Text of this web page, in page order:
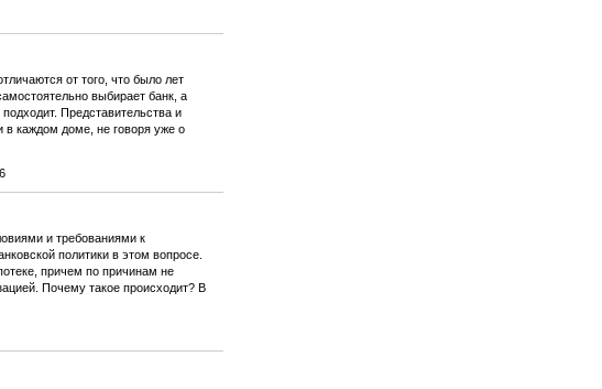
от того, что было лет
выбирает банк, а
Представительства и
каждом доме, не говоря уже о
и требованиями к
политики в этом вопросе.
причем по причинам не
Почему такое происходит? В